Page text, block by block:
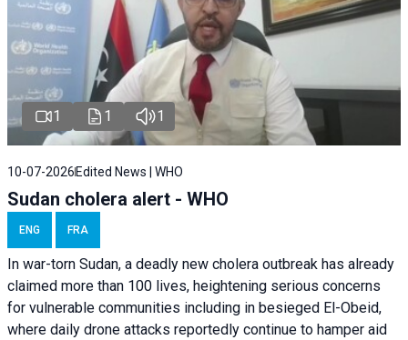
1 1 1
10-07-2026 Edited News | WHO
Sudan cholera alert - WHO
ENG FRA
In war-torn Sudan, a deadly new cholera outbreak has already
claimed more than 100 lives, heightening serious concerns
for vulnerable communities including in besieged El-Obeid,
where daily drone attacks reportedly continue to hamper aid